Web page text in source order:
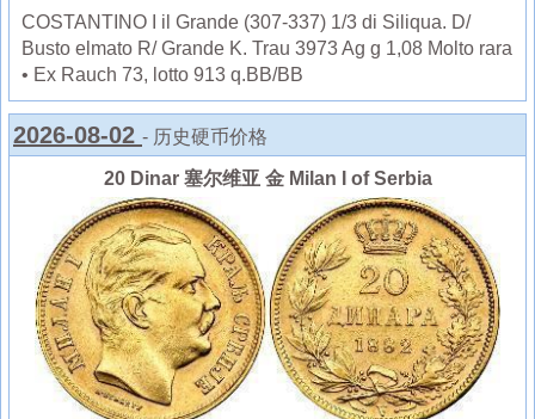
COSTANTINO I il Grande (307-337) 1/3 di Siliqua. D/
Busto elmato R/ Grande K. Trau 3973 Ag g 1,08 Molto rara
• Ex Rauch 73, lotto 913 q.BB/BB
2026-08-02 - 历史硬币价格
20 Dinar 塞尔维亚 金 Milan I of Serbia